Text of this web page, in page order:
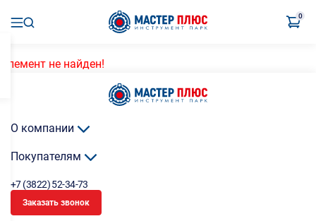
0
Элемент не найден!
О компании
Покупателям
+7 (3822) 52-34-73
Заказать звонок